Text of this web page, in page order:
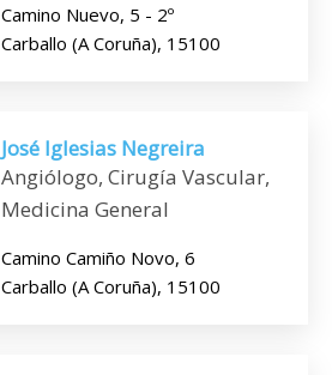
Camino Nuevo, 5 - 2º
Carballo (A Coruña), 15100
José Iglesias Negreira
Angiólogo, Cirugía Vascular,
Medicina General
Camino Camiño Novo, 6
Carballo (A Coruña), 15100